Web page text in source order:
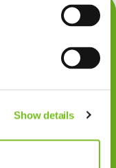
Show details